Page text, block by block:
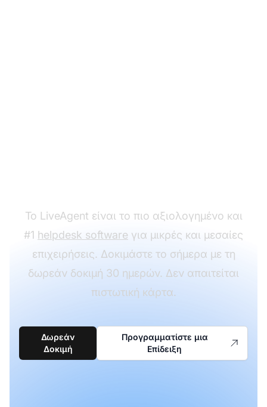
Το LiveAgent είναι το πιο αξιολογημένο και
#1 helpdesk software για μικρές και μεσαίες
επιχειρήσεις. Δοκιμάστε το σήμερα με τη
δωρεάν δοκιμή 30 ημερών. Δεν απαιτείται
πιστωτική κάρτα.
Δωρεάν
Δοκιμή
Προγραμματίστε μια
Επίδειξη